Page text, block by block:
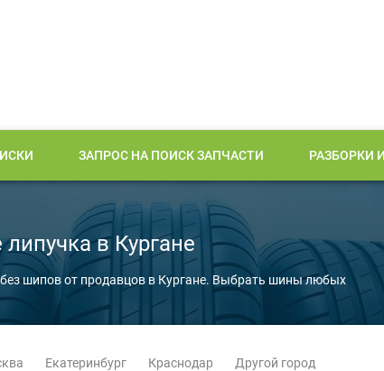
ЗАПРОС НА ПОИСК ЗАПЧАСТИ РАЗБОРКИ
в Кургане
шипов от продавцов в Кургане. Выбрать шины любых
Екатеринбург Краснодар Другой город